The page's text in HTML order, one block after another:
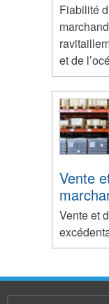
Fiabilité
et de
Vente
Vente et